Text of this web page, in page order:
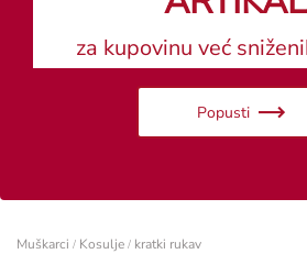
za kupovinu već
Popusti
Muškarci / Kosulje / kratki rukav